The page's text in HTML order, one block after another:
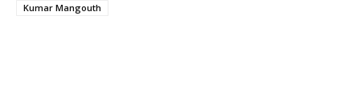
Kumar Mangouth